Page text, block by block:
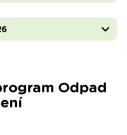
Odpad